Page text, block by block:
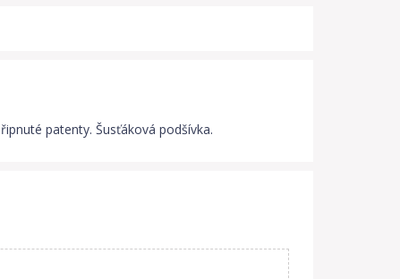
patenty. Šusťáková podšívka.